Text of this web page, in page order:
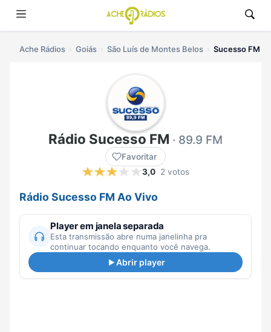
Ache Rádios Goiás São Luís de Montes Belos Sucesso FM
Rádio Sucesso FM · 89.9 FM
Favoritar
3,0 2 votos
Rádio Sucesso FM Ao Vivo
Player em janela separada
Esta transmissão abre numa janelinha pra
continuar tocando enquanto você navega.
Abrir player